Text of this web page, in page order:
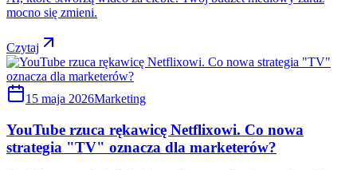
mocno się zmieni.
Czytaj
15 maja 2026Marketing
YouTube rzuca rękawicę Netflixowi. Co nowa
strategia "TV" oznacza dla marketerów?